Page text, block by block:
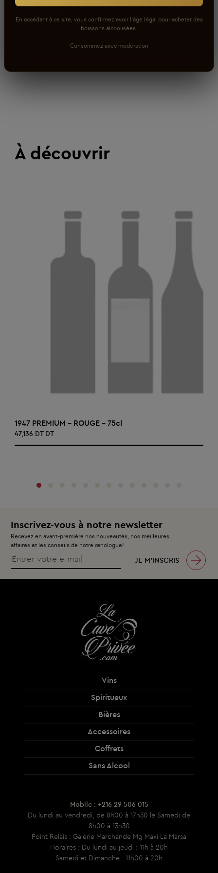
À découvrir
AJOUTER AU PANIER
1947 PREMIUM - ROUGE - 75cl
47,136 DT DT
Inscrivez-vous à notre newsletter
Recevez en avant-première nos nouveautés, nos meilleures
affaires et les conseils de notre œnologue!
JE M’INSCRIS
Vins
Spiritueux
Bières
Accessoires
Coffrets
Sans Alcool
Mobile : +216 29 506 015
Du lundi au vendredi, de 8h00 à 17h30 le Samedi de
8h00 à 13h30
Point Relais : Galerie Marchande Mg Maxi La Marsa
Horaires : Du lundi au jeudi : 11h à 20h
Samedi et Dimanche : 11h00 à 20h
En accédant à ce site, vous confirmez avoir l'âge légal pour acheter des
boissons alcoolisées.
Consommez avec modération